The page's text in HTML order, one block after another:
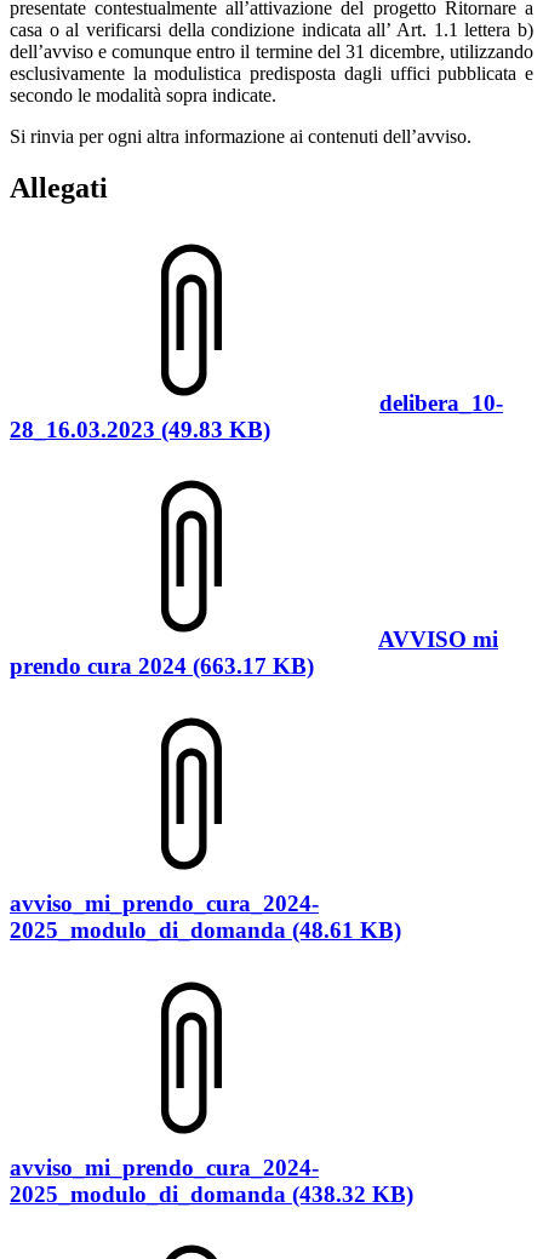
presentate contestualmente all’attivazione del progetto Ritornare a
casa o al verificarsi della condizione indicata all’ Art. 1.1 lettera b)
dell’avviso e comunque entro il termine del 31 dicembre, utilizzando
esclusivamente la modulistica predisposta dagli uffici pubblicata e
secondo le modalità sopra indicate.
Si rinvia per ogni altra informazione ai contenuti dell’avviso.
Allegati
delibera_10-
28_16.03.2023 (49.83 KB)
AVVISO mi
prendo cura 2024 (663.17 KB)
avviso_mi_prendo_cura_2024-
2025_modulo_di_domanda (48.61 KB)
avviso_mi_prendo_cura_2024-
2025_modulo_di_domanda (438.32 KB)